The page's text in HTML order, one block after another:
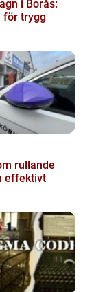
i Borås:
för trygg
rullande
effektivt